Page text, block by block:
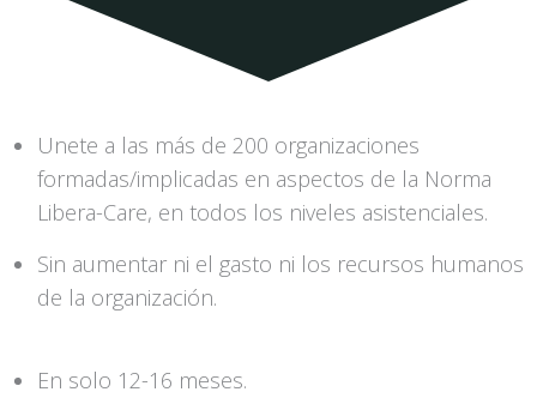
Unete a las más de 200 organizaciones
formadas/implicadas en aspectos de la Norma
Libera-Care, en todos los niveles asistenciales.
Sin aumentar ni el gasto ni los recursos humanos
de la organización.
En solo 12-16 meses.